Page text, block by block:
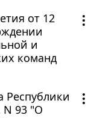
от 12
и
команд
Республики
N 93 "О